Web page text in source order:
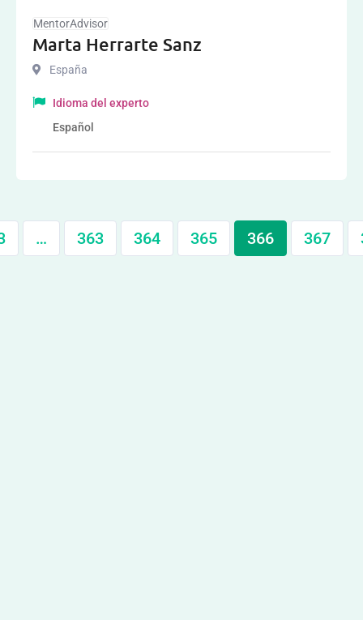
MentorAdvisor
Marta Herrarte Sanz
España
Idioma del experto
Español
… 363 364 365 366 367